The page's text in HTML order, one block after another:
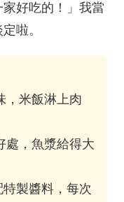
好吃的！」我當
啦。
，米飯淋上肉
處，魚漿給得大
製醬料，每次